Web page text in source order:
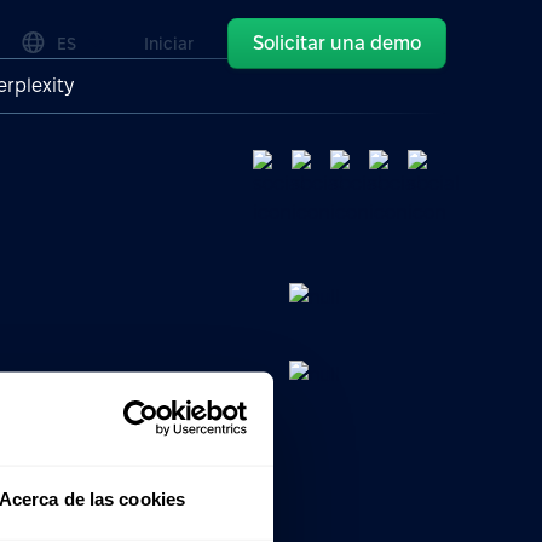
Acerca de las cookies
ES Iniciar Solicitar una demo